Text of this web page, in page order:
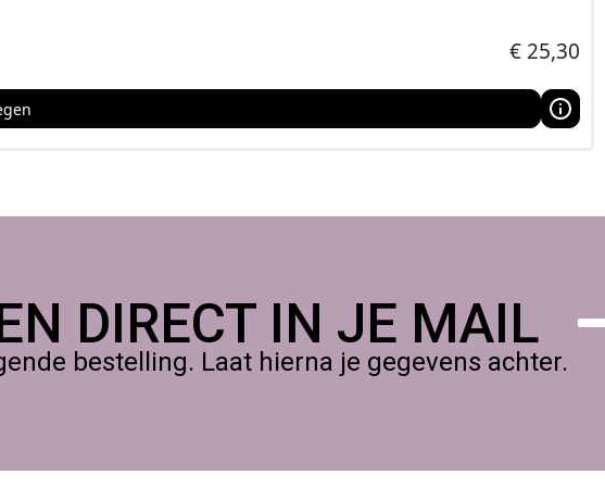
€ 25,30
DIRECT IN JE MAIL
bestelling. Laat hierna je gegevens achter.